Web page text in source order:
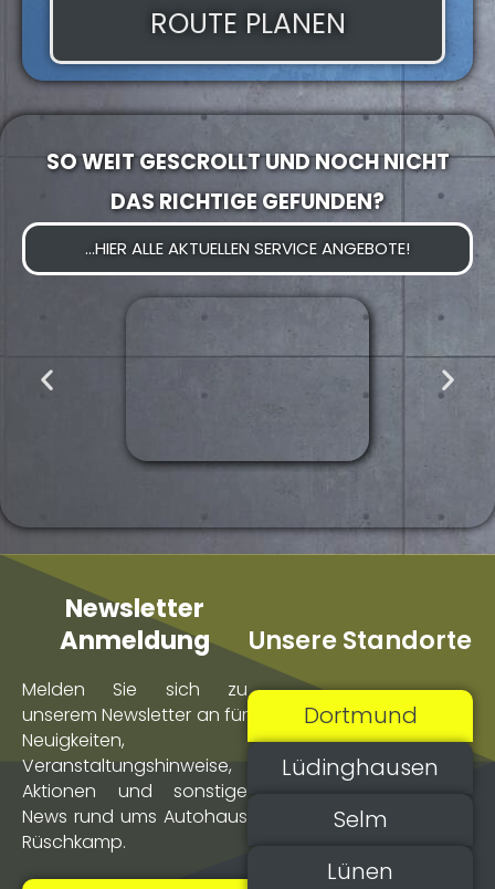
ROUTE PLANEN
SO WEIT GESCROLLT UND NOCH NICHT
DAS RICHTIGE GEFUNDEN?
...HIER ALLE AKTUELLEN SERVICE ANGEBOTE!
Newsletter
Anmeldung
Melden Sie sich zu
unserem Newsletter an für
Neuigkeiten,
Veranstaltungs­hinweise,
Aktionen und sonstige
News rund ums Autohaus
Rüschkamp.
Unsere Standorte
Dortmund
Lüdinghausen
Selm
Lünen